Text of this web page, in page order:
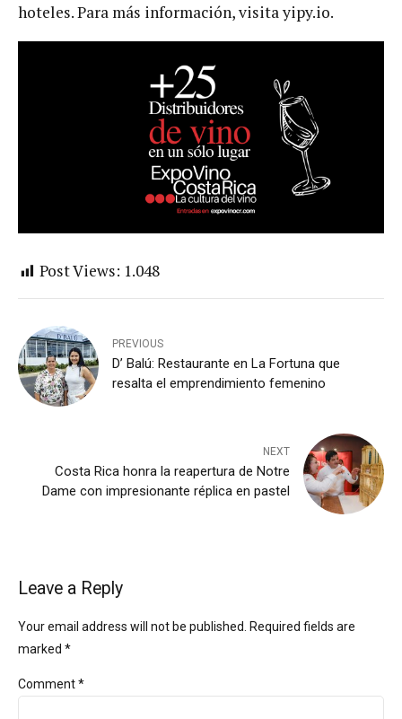
hoteles. Para más información, visita yipy.io.
Post Views: 1.048
PREVIOUS
D’ Balú: Restaurante en La Fortuna que
resalta el emprendimiento femenino
NEXT
Costa Rica honra la reapertura de Notre
Dame con impresionante réplica en pastel
Leave a Reply
Your email address will not be published. Required fields are
marked *
Comment*